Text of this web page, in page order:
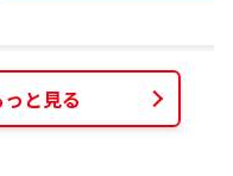
と見る